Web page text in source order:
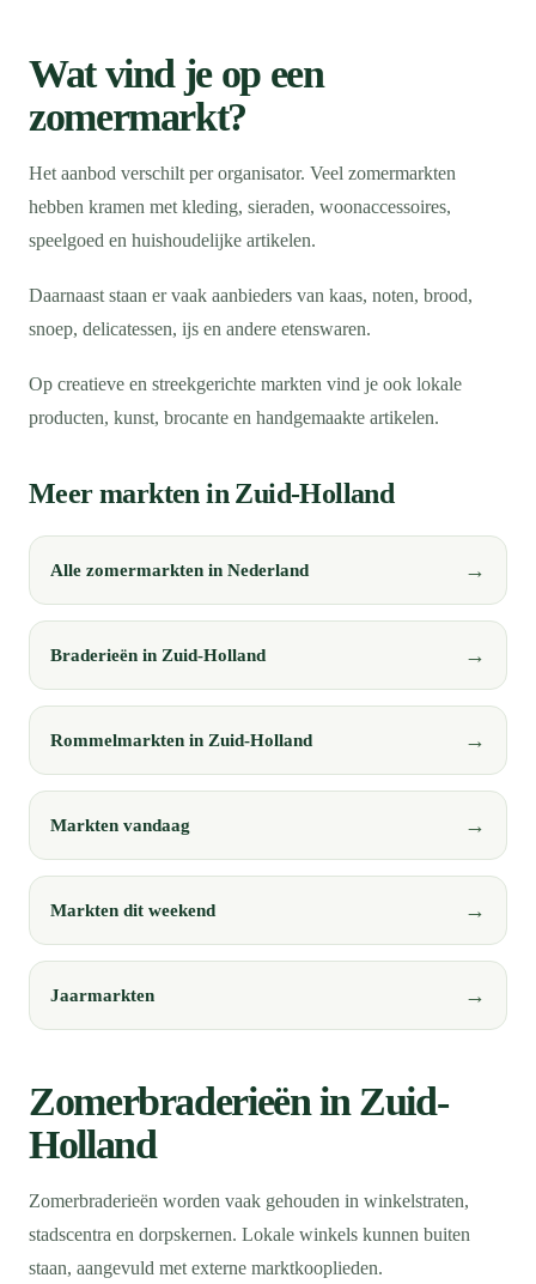
Wat vind je op een
zomermarkt?
Het aanbod verschilt per organisator. Veel zomermarkten
hebben kramen met kleding, sieraden, woonaccessoires,
speelgoed en huishoudelijke artikelen.
Daarnaast staan er vaak aanbieders van kaas, noten, brood,
snoep, delicatessen, ijs en andere etenswaren.
Op creatieve en streekgerichte markten vind je ook lokale
producten, kunst, brocante en handgemaakte artikelen.
Meer markten in Zuid-Holland
Alle zomermarkten in Nederland
Braderieën in Zuid-Holland
Rommelmarkten in Zuid-Holland
Markten vandaag
Markten dit weekend
Jaarmarkten
Zomerbraderieën in Zuid-
Holland
Zomerbraderieën worden vaak gehouden in winkelstraten,
stadscentra en dorpskernen. Lokale winkels kunnen buiten
staan, aangevuld met externe marktkooplieden.